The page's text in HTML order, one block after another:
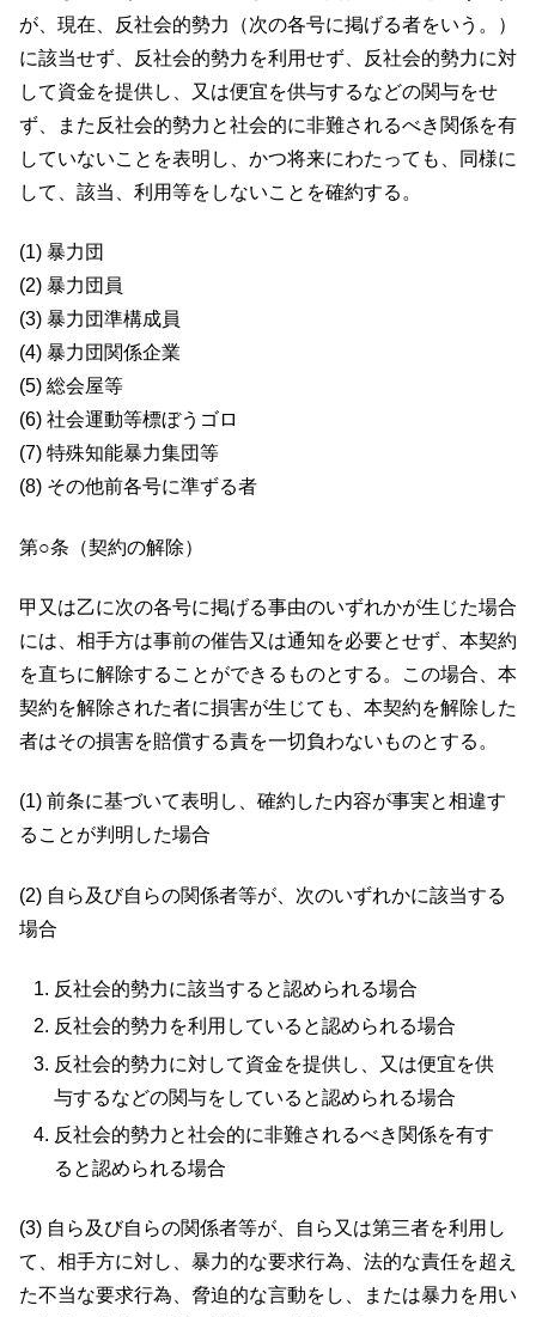
が、現在、反社会的勢力（次の各号に掲げる者をいう。）
に該当せず、反社会的勢力を利用せず、反社会的勢力に対
して資金を提供し、又は便宜を供与するなどの関与をせ
ず、また反社会的勢力と社会的に非難されるべき関係を有
していないことを表明し、かつ将来にわたっても、同様に
して、該当、利用等をしないことを確約する。
(1) 暴力団
(2) 暴力団員
(3) 暴力団準構成員
(4) 暴力団関係企業
(5) 総会屋等
(6) 社会運動等標ぼうゴロ
(7) 特殊知能暴力集団等
(8) その他前各号に準ずる者
第○条（契約の解除）
甲又は乙に次の各号に掲げる事由のいずれかが生じた場合
には、相手方は事前の催告又は通知を必要とせず、本契約
を直ちに解除することができるものとする。この場合、本
契約を解除された者に損害が生じても、本契約を解除した
者はその損害を賠償する責を一切負わないものとする。
(1) 前条に基づいて表明し、確約した内容が事実と相違す
ることが判明した場合
(2) 自ら及び自らの関係者等が、次のいずれかに該当する
場合
反社会的勢力に該当すると認められる場合
反社会的勢力を利用していると認められる場合
反社会的勢力に対して資金を提供し、又は便宜を供
与するなどの関与をしていると認められる場合
反社会的勢力と社会的に非難されるべき関係を有す
ると認められる場合
(3) 自ら及び自らの関係者等が、自ら又は第三者を利用し
て、相手方に対し、暴力的な要求行為、法的な責任を超え
た不当な要求行為、脅迫的な言動をし、または暴力を用い